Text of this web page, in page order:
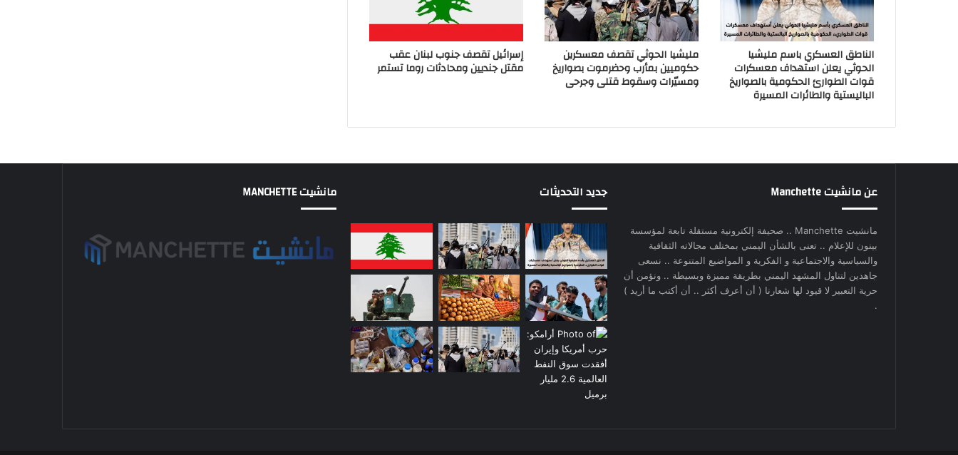
الناطق العسكري باسم مليشيا
الحوثي يعلن استهداف معسكرات
قوات الطوارئ الحكومية بالصواريخ
الباليستية والطائرات المسيرة
مليشيا الحوثي تقصف معسكرين
حكوميين بمأرب وحضرموت بصواريخ
ومسيّرات وسقوط قتلى وجرحى
إسرائيل تقصف جنوب لبنان عقب
مقتل جنديين ومحادثات روما تستمر
عن مانشيت Manchette
مانشيت Manchette .. صحيفة إلكترونية مستقلة تابعة لمؤسسة
بينون للإعلام .. تعنى بالشأن اليمني بمختلف مجالاته الثقافية
والسياسية والاجتماعية و الفكرية و المواضيع المتنوعة .. نسعى
جاهدين لتناول المشهد اليمني بطريقة مميزة وبسيطة .. ونؤمن أن
حرية التعبير لا قيود لها شعارنا ( أن أعرف أكثر .. أن أكتب ما أريد )
.
جديد التحديثات مانشيت MANCHETTE